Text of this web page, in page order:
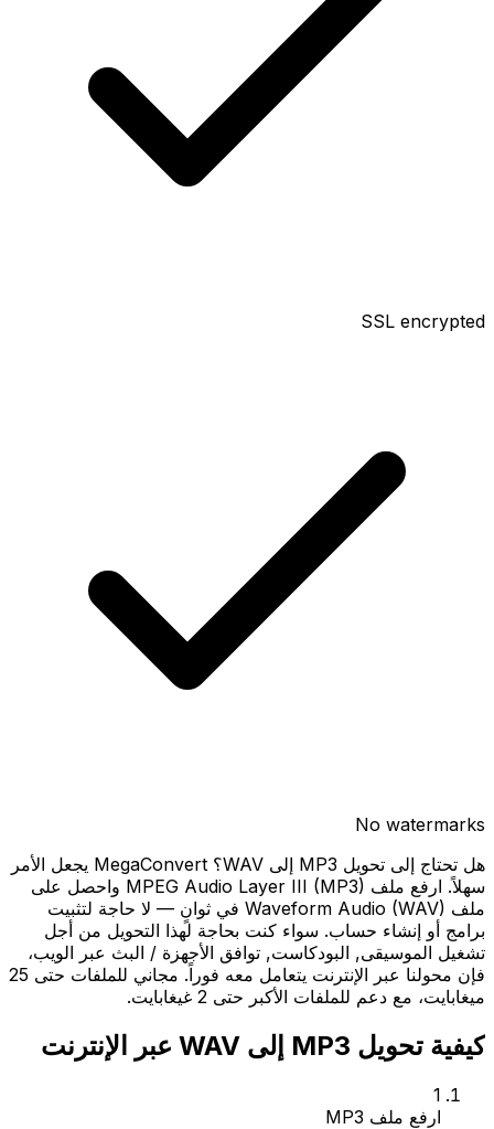
SSL encrypted
No watermarks
هل تحتاج إلى تحويل MP3 إلى WAV؟ MegaConvert يجعل الأمر
سهلاً. ارفع ملف MPEG Audio Layer III (MP3) واحصل على
ملف Waveform Audio (WAV) في ثوانٍ — لا حاجة لتثبيت
برامج أو إنشاء حساب. سواء كنت بحاجة لهذا التحويل من أجل
تشغيل الموسيقى, البودكاست, توافق الأجهزة / البث عبر الويب،
فإن محولنا عبر الإنترنت يتعامل معه فوراً. مجاني للملفات حتى 25
ميغابايت، مع دعم للملفات الأكبر حتى 2 غيغابايت.
كيفية تحويل MP3 إلى WAV عبر الإنترنت
1
ارفع ملف MP3